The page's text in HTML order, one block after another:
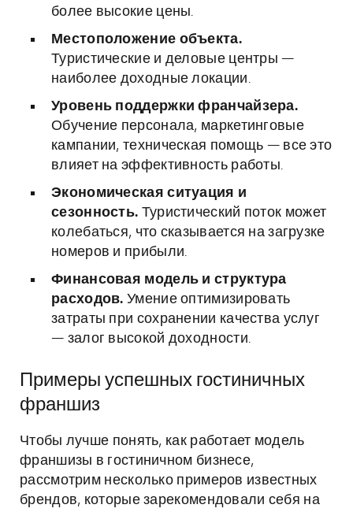
более высокие цены.
Местоположение объекта.
Туристические и деловые центры —
наиболее доходные локации.
Уровень поддержки франчайзера.
Обучение персонала, маркетинговые
кампании, техническая помощь — все это
влияет на эффективность работы.
Экономическая ситуация и
сезонность. Туристический поток может
колебаться, что сказывается на загрузке
номеров и прибыли.
Финансовая модель и структура
расходов. Умение оптимизировать
затраты при сохранении качества услуг
— залог высокой доходности.
Примеры успешных гостиничных
франшиз
Чтобы лучше понять, как работает модель
франшизы в гостиничном бизнесе,
рассмотрим несколько примеров известных
брендов, которые зарекомендовали себя на